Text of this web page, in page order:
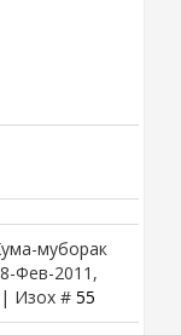
муборак
Фев-2011,
| Изох # 55